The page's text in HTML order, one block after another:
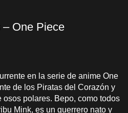
One Piece
en la serie de anime One
de los Piratas del Corazón y
polares. Bepo, como todos
Mink, es un guerrero nato y